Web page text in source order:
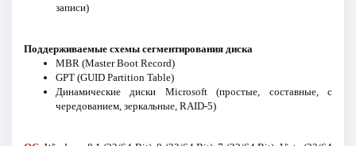
записи)
Поддерживаемые схемы сегментирования диска
MBR (Master Boot Record)
GPT (GUID Partition Table)
Динамические диски Microsoft (простые, составные, с
чередованием, зеркальные, RAID-5)